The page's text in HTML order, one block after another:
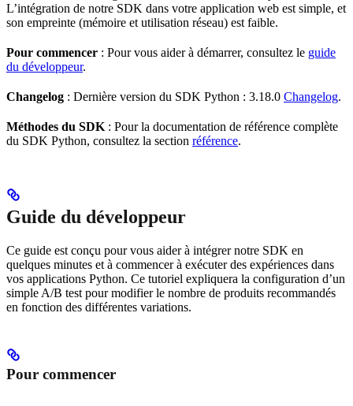
L’intégration de notre SDK dans votre application web est simple, et
son empreinte (mémoire et utilisation réseau) est faible.
Pour commencer : Pour vous aider à démarrer, consultez le guide
du développeur.
Changelog : Dernière version du SDK Python : 3.18.0 Changelog.
Méthodes du SDK : Pour la documentation de référence complète
du SDK Python, consultez la section référence.
Guide du développeur
Ce guide est conçu pour vous aider à intégrer notre SDK en
quelques minutes et à commencer à exécuter des expériences dans
vos applications Python. Ce tutoriel expliquera la configuration d’un
simple A/B test pour modifier le nombre de produits recommandés
en fonction des différentes variations.
Pour commencer